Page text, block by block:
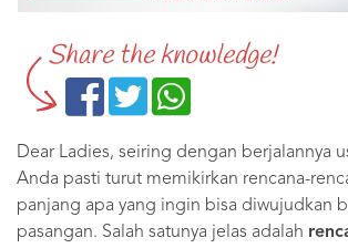
Share the knowledge!
Dear Ladies, seiring dengan berjalannya
Anda pasti turut memikirkan rencana-
panjang apa yang ingin bisa diwujudkan
pasangan. Salah satunya jelas adalah